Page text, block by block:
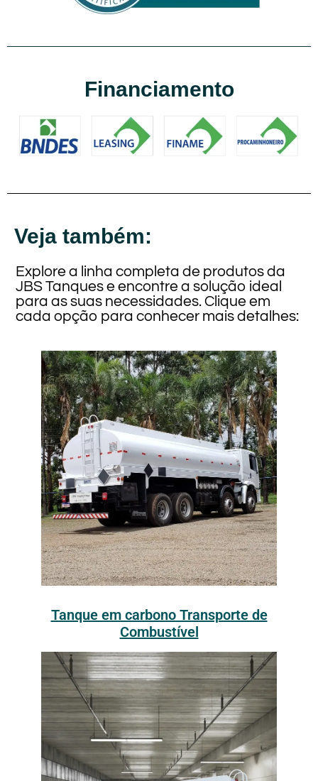
Financiamento
Veja também:
Explore a linha completa de produtos da
JBS Tanques e encontre a solução ideal
para as suas necessidades. Clique em
cada opção para conhecer mais detalhes:
Tanque em carbono Transporte de
Combustível